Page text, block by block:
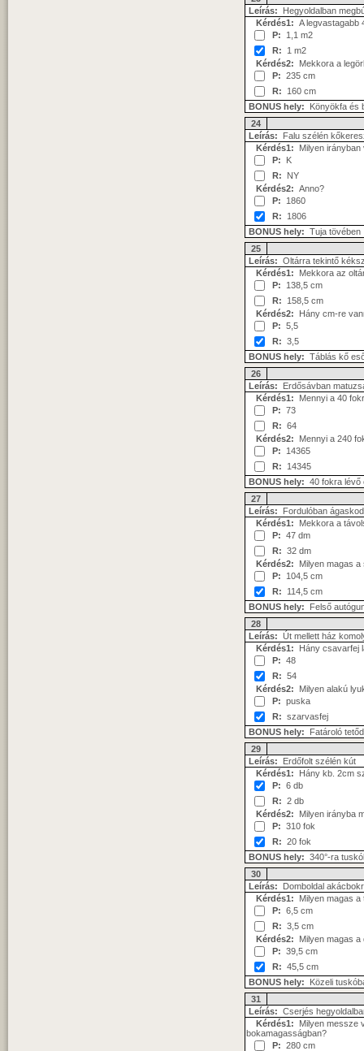
Leírás: Hegyoldalban
Kérdés1: A legvastagabb
P: 1,1 m2
R: 1 m2
Kérdés2: Mekkora a
P: 235 cm
R: 160 cm
BONUS hely: Könyökfa és
24
Leírás: Falu szélén
Kérdés1: Milyen
P: K
R: NY
Kérdés2: Anno?
P: 1860
R: 1806
BONUS hely: Tuja tövében
25
Leírás: Oltárra tekintő
Kérdés1: Mekkora az
P: 138,5 cm
R: 158,5 cm
Kérdés2: Hány cm-re
P: 5,5
R: 3,5
BONUS hely: Táblás kő
26
Leírás: Erdősávban
Kérdés1: Mennyi a 40
P: 73
R: 64
Kérdés2: Mennyi a 240
P: 14365
R: 14345
BONUS hely: 40 fokra lévő
27
Leírás: Fordulóban
Kérdés1: Mekkora a
P: 47 dm
R: 32 dm
Kérdés2: Milyen magas a
P: 104,5 cm
R: 114,5 cm
BONUS hely: Felső
28
Leírás: Út mellett ház
Kérdés1: Hány csavarfej
P: 48
R: 54
Kérdés2: Milyen alakú
P: puska
R: szarvasfej
BONUS hely: Fatároló
29
Leírás: Erdőfolt szélén kút
Kérdés1: Hány kb. 2cm
P: 6 db
R: 2 db
Kérdés2: Milyen irányba
P: 310 fok
R: 20 fok
BONUS hely: 340°-ra
30
Leírás: Domboldal
Kérdés1: Milyen magas
P: 6,5 cm
R: 3,5 cm
Kérdés2: Milyen magas
P: 39,5 cm
R: 45,5 cm
BONUS hely: Közeli
31
Leírás: Cserjés
Kérdés1: Milyen messze
bokamagasságban?
P: 280 cm